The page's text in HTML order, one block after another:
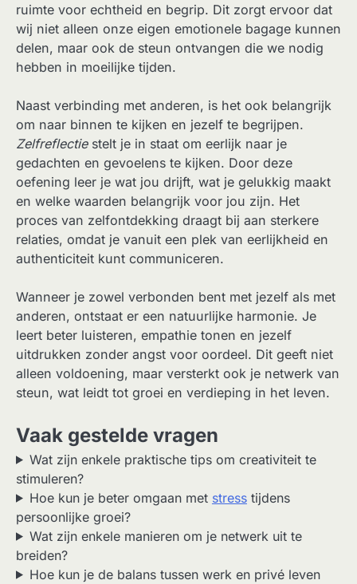
ruimte voor echtheid en begrip. Dit zorgt ervoor dat
wij niet alleen onze eigen emotionele bagage kunnen
delen, maar ook de steun ontvangen die we nodig
hebben in moeilijke tijden.
Naast verbinding met anderen, is het ook belangrijk
om naar binnen te kijken en jezelf te begrijpen.
Zelfreflectiestelt je in staat om eerlijk naar je
gedachten en gevoelens te kijken. Door deze
oefening leer je wat jou drijft, wat je gelukkig maakt
en welke waarden belangrijk voor jou zijn. Het
proces van zelfontdekking draagt bij aan sterkere
relaties, omdat je vanuit een plek van eerlijkheid en
authenticiteit kunt communiceren.
Wanneer je zowel verbonden bent met jezelf als met
anderen, ontstaat er een natuurlijke harmonie. Je
leert beter luisteren, empathie tonen en jezelf
uitdrukken zonder angst voor oordeel. Dit geeft niet
alleen voldoening, maar versterkt ook je netwerk van
steun, wat leidt tot groei en verdieping in het leven.
Vaak gestelde vragen
Wat zijn enkele praktische tips om creativiteit te
stimuleren?
Hoe kun je beter omgaan met stresstijdens
persoonlijke groei?
Wat zijn enkele manieren om je netwerk uit te
breiden?
Hoe kun je de balans tussen werk en privé leven